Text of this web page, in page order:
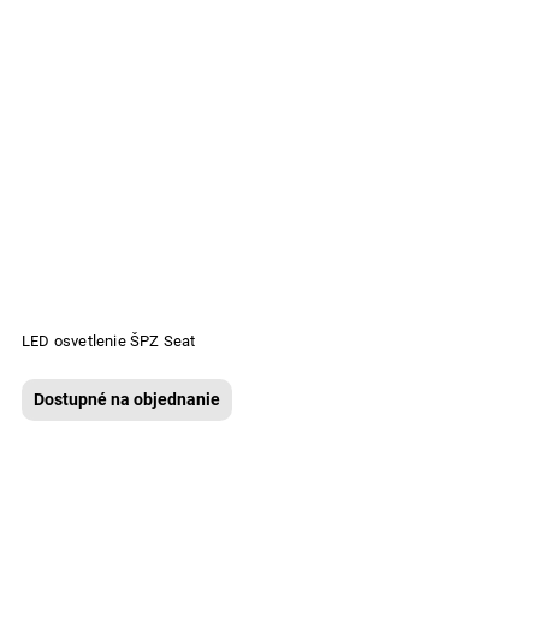
LED osvetlenie ŠPZ Seat
Dostupné na objednanie